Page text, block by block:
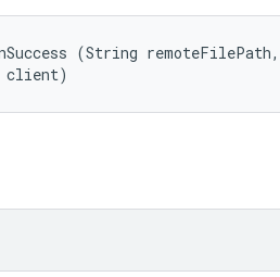
(String remoteFilePath,